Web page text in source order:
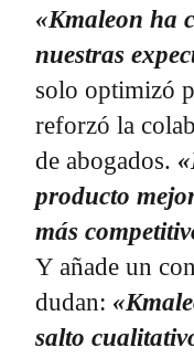
«Kmaleon ha
nuestras
solo optimizó
reforzó la
de abogados.
producto
más
Y añade un
dudan:
salto